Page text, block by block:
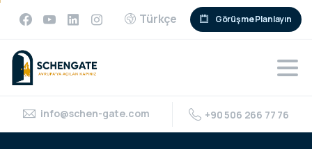
Türkçe Görüşme Planlayın
info@schen-gate.com +90 506 266 77 76